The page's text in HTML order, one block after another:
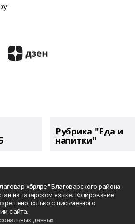
Рубрика "Еда и
напитки"
хәбәрләре" Благоварского района
на татарском языке. Копирование
только с письменного
сайта.
данных